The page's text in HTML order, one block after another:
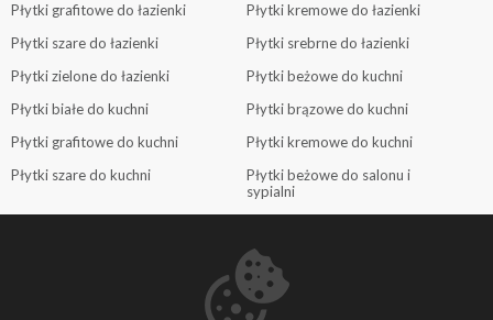
Płytki grafitowe do łazienki
Płytki kremowe do łazienki
Płytki szare do łazienki
Płytki srebrne do łazienki
Płytki zielone do łazienki
Płytki beżowe do kuchni
Płytki białe do kuchni
Płytki brązowe do kuchni
Płytki grafitowe do kuchni
Płytki kremowe do kuchni
Płytki szare do kuchni
Płytki beżowe do salonu i
sypialni
Płytki szare do salonu i sypialni